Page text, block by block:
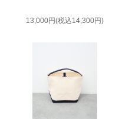
13,000円(税込14,300円)